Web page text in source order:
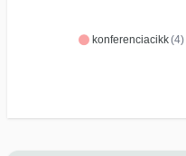
konferenciacikk(4)